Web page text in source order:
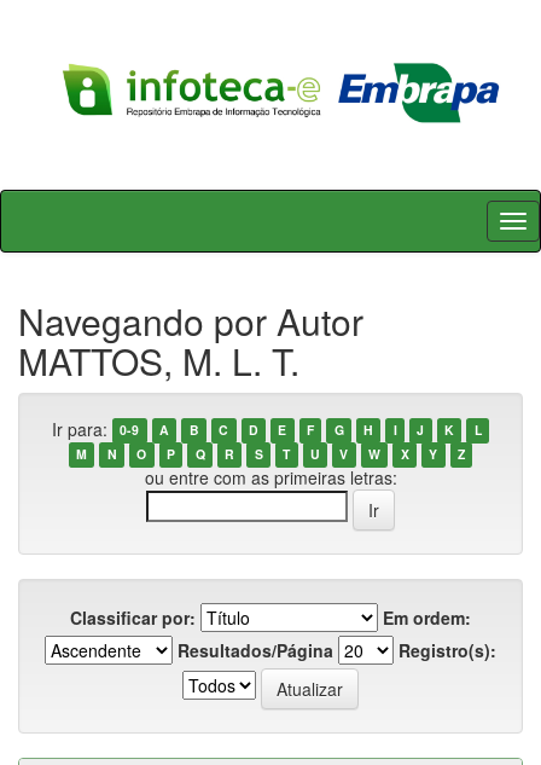
Skip
Navegando por Autor
MATTOS, M. L. T.
Ir para: 0-9 A B C D E F G H I J K
L
M
N O P Q R S T U V W X Y Z
ou entre com as primeiras letras:
Classificar por:
Em ordem:
Resultados/Página
Registro(s):